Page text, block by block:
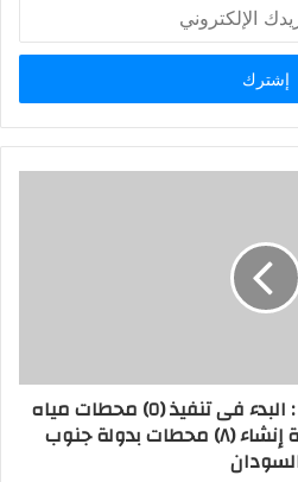
جريدة شبكة أخبار الدولية : البدء فى تنفيذ (٥) محطات مياه
شرب جوفية ضمن عملية إنشاء (٨) محطات بدولة جنوب